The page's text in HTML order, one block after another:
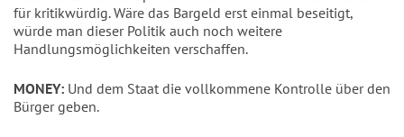
für kritikwürdig. Wäre das Bargeld erst einmal beseitigt,
würde man dieser Politik auch noch weitere
Handlungsmöglichkeiten verschaffen.
MONEY: Und dem Staat die vollkommene Kontrolle über den
Bürger geben.